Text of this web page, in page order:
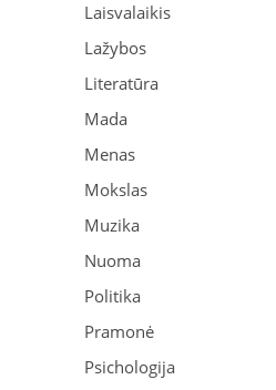
Laisvalaikis
Lažybos
Literatūra
Mada
Menas
Mokslas
Muzika
Nuoma
Politika
Pramonė
Psichologija